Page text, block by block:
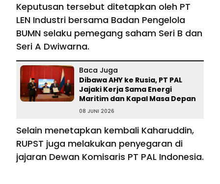
Keputusan tersebut ditetapkan oleh PT
LEN Industri bersama Badan Pengelola
BUMN selaku pemegang saham Seri B dan
Seri A Dwiwarna.
Baca Juga
Dibawa AHY ke Rusia, PT PAL
Jajaki Kerja Sama Energi
Maritim dan Kapal Masa Depan
08 JUNI 2026
Selain menetapkan kembali Kaharuddin,
RUPST juga melakukan penyegaran di
jajaran Dewan Komisaris PT PAL Indonesia.